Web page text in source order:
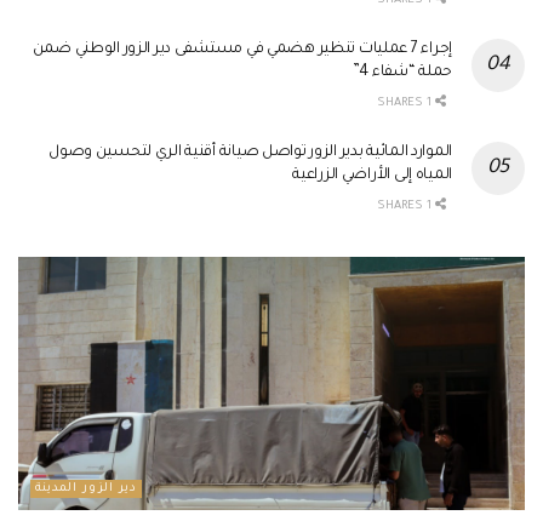
إجراء 7 عمليات تنظير هضمي في مستشفى دير الزور الوطني ضمن
حملة “شفاء 4”
الموارد المائية بدير الزور تواصل صيانة أقنية الري لتحسين وصول
المياه إلى الأراضي الزراعية
دير الزور المدينة